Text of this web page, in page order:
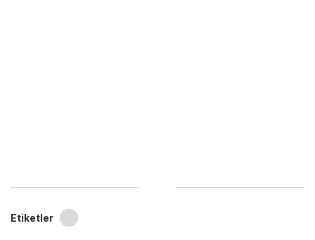
Etiketler